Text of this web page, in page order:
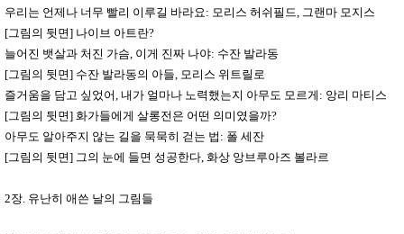
우리는 언제나 너무 빨리 이루길 바라요: 모리스 허쉬필드, 그랜마 모지스
[그림의 뒷면] 나이브 아트란?
늘어진 뱃살과 처진 가슴, 이게 진짜 나야: 수잔 발라동
[그림의 뒷면] 수잔 발라동의 아들, 모리스 위트릴로
즐거움을 담고 싶었어, 내가 얼마나 노력했는지 아무도 모르게 : 앙리 마티스
[그림의 뒷면] 화가들에게 살롱전은 어떤 의미였을까?
아무도 알아주지 않는 길을 묵묵히 걷는 법 : 폴 세잔
[그림의 뒷면] 그의 눈에 들면 성공한다, 화상 앙브루아즈 볼라르
2장. 유난히 애쓴 날의 그림들